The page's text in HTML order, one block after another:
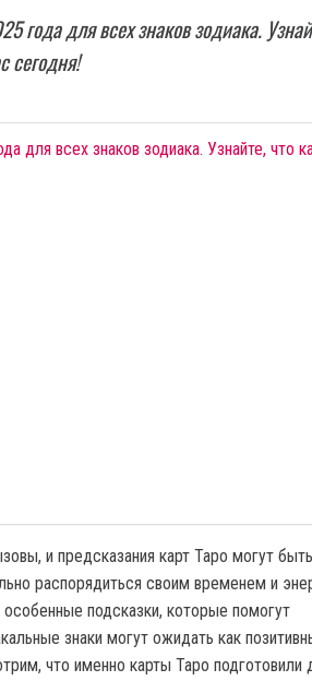
года для всех знаков зодиака.
сегодня!
для всех знаков зодиака. Узнайте, что
и предсказания карт Таро могут быть
распорядиться своим временем и
подсказки, которые помогут
знаки могут ожидать как
что именно карты Таро подготовили